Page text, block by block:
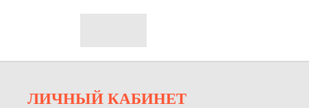
ЛИЧНЫЙ КАБИНЕТ